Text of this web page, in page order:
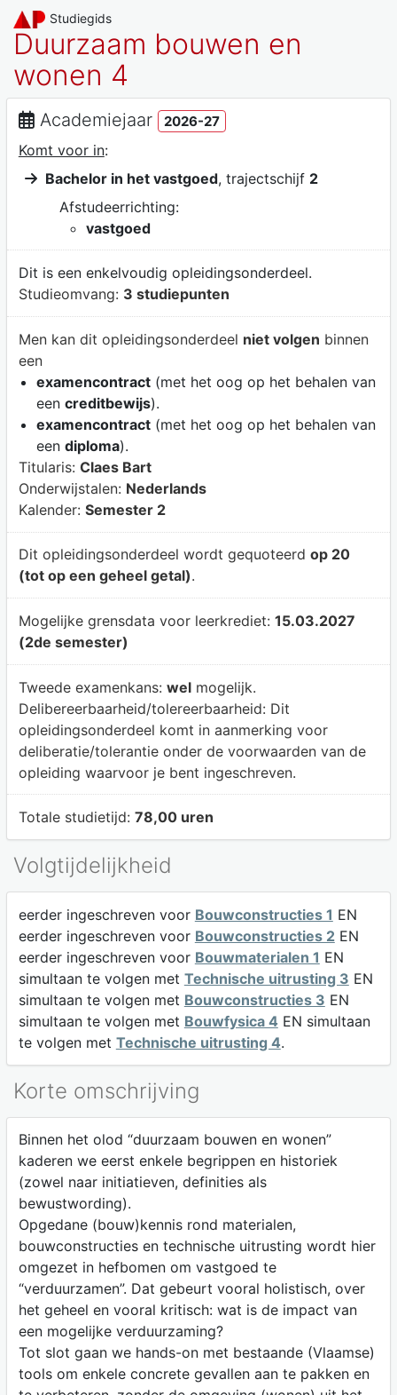
Studiegids
Duurzaam bouwen en
wonen 4
Academiejaar 2026-27
Komt voor in:
Bachelor in het vastgoed, trajectschijf 2
Afstudeerrichting:
vastgoed
Dit is een enkelvoudig opleidingsonderdeel.
Studieomvang: 3 studiepunten
Men kan dit opleidingsonderdeel niet volgen binnen
een
examencontract(met het oog op het behalen van
een creditbewijs).
examencontract(met het oog op het behalen van
een diploma).
Titularis: Claes Bart
Onderwijstalen: Nederlands
Kalender: Semester 2
Dit opleidingsonderdeel wordt gequoteerd op 20
(tot op een geheel getal).
Mogelijke grensdata voor leerkrediet: 15.03.2027
(2de semester)
Tweede examenkans: welmogelijk.
Delibereerbaarheid/tolereerbaarheid: Dit
opleidingsonderdeel komt in aanmerking voor
deliberatie/tolerantie onder de voorwaarden van de
opleiding waarvoor je bent ingeschreven.
Totale studietijd: 78,00 uren
Volgtijdelijkheid
eerder ingeschreven voor Bouwconstructies 1 EN
eerder ingeschreven voor Bouwconstructies 2EN
eerder ingeschreven voor Bouwmaterialen 1 EN
simultaan te volgen met Technische uitrusting 3 EN
simultaan te volgen met Bouwconstructies 3 EN
simultaan te volgen met Bouwfysica 4 EN simultaan
te volgen met Technische uitrusting 4.
Korte omschrijving
Binnen het olod “duurzaam bouwen en wonen”
kaderen we eerst enkele begrippen en historiek
(zowel naar initiatieven, definities als
bewustwording).
Opgedane (bouw)kennis rond materialen,
bouwconstructies en technische uitrusting wordt hier
omgezet in hefbomen om vastgoed te
“verduurzamen”. Dat gebeurt vooral holistisch, over
het geheel en vooral kritisch: wat is de impact van
een mogelijke verduurzaming?
Tot slot gaan we hands-on met bestaande (Vlaamse)
tools om enkele concrete gevallen aan te pakken en